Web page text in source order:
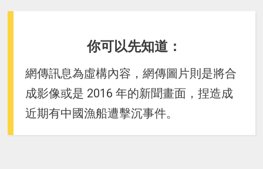
你可以先知道：
網傳訊息為虛構內容，網傳圖片則是將合
成影像或是 2016 年的新聞畫面，捏造成
近期有中國漁船遭擊沉事件。